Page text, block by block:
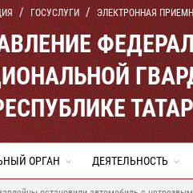
ГОСУСЛУГИ ЭЛЕКТРОННАЯ
ОРГАН ДЕЯТЕЛЬНОСТЬ